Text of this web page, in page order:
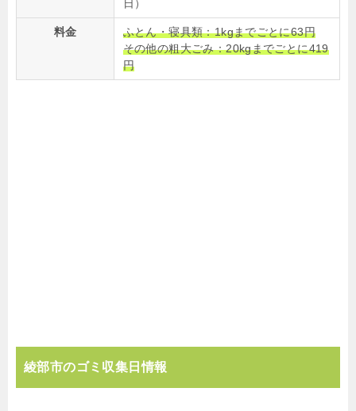
日）
料金
ふとん・寝具類：1kgまでごとに63円
その他の粗大ごみ：20kgまでごとに419
円
綾部市のゴミ収集日情報